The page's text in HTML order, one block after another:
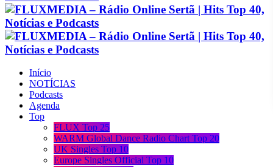
Início
NOTÍCIAS
Podcasts
Agenda
Top
FLUX Top 25
WARM Global Dance Radio Chart Top 20
UK Singles Top 10
Europe Singles Official Top 10